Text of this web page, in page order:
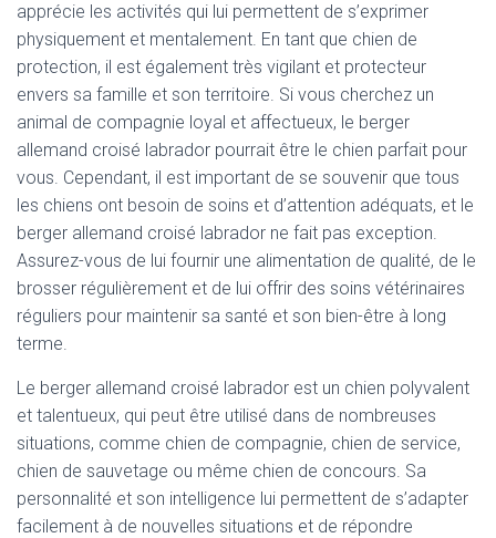
apprécie les activités qui lui permettent de s’exprimer
physiquement et mentalement. En tant que chien de
protection, il est également très vigilant et protecteur
envers sa famille et son territoire. Si vous cherchez un
animal de compagnie loyal et affectueux, le berger
allemand croisé labrador pourrait être le chien parfait pour
vous. Cependant, il est important de se souvenir que tous
les chiens ont besoin de soins et d’attention adéquats, et le
berger allemand croisé labrador ne fait pas exception.
Assurez-vous de lui fournir une alimentation de qualité, de le
brosser régulièrement et de lui offrir des soins vétérinaires
réguliers pour maintenir sa santé et son bien-être à long
terme.
Le berger allemand croisé labrador est un chien polyvalent
et talentueux, qui peut être utilisé dans de nombreuses
situations, comme chien de compagnie, chien de service,
chien de sauvetage ou même chien de concours. Sa
personnalité et son intelligence lui permettent de s’adapter
facilement à de nouvelles situations et de répondre